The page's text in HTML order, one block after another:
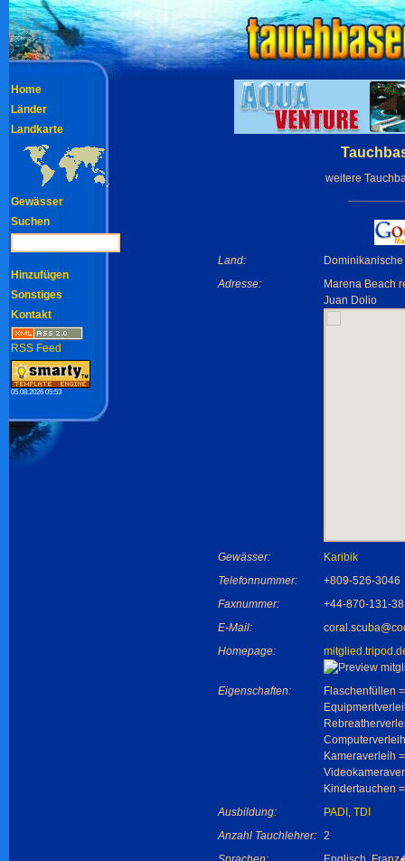
weitere
Land:
Adresse:
Marena Beach
Juan Dolio
Gewässer:
Karibik
Telefonnummer:
+809-526-3046
Faxnummer:
+44-870-131-
E-Mail:
Homepage:
Eigenschaften:
Flaschenfüllen
Kameraverleih
Kindertauchen
Ausbildung:
PADI , TDI
Anzahl Tauchlehrer: 2
Home
Länder
Landkarte
Gewässer
Suchen
Hinzufügen
Sonstiges
Kontakt
RSS Feed
05.08.2026 05:53